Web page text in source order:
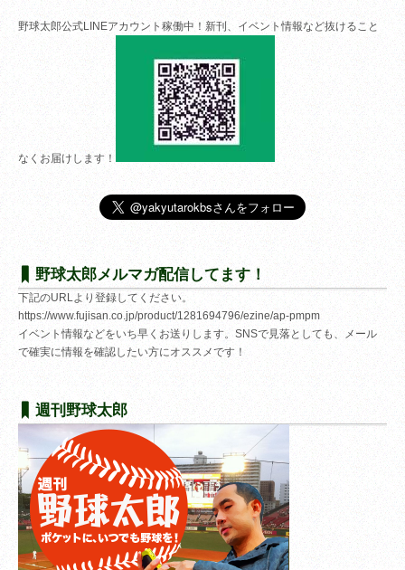
野球太郎公式LINEアカウント稼働中！新刊、イベント情報など抜けること
なくお届けします！
野球太郎メルマガ配信してます！
下記のURLより登録してください。
https://www.fujisan.co.jp/product/1281694796/ezine/ap-pmpm
イベント情報などをいち早くお送りします。SNSで見落としても、メール
で確実に情報を確認したい方にオススメです！
週刊野球太郎